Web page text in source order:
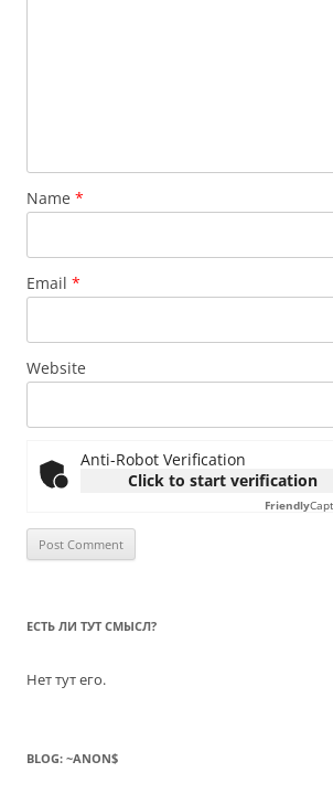
Name *
Email *
Website
Anti-Robot Verification
Click to start verification
Friendly
ЕСТЬ ЛИ ТУТ СМЫСЛ?
Нет тут его.
BLOG: ~ANON$